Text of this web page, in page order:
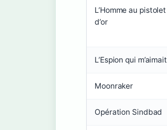
L’Homme au pistolet
d’or
L’Espion qui m’aimait
Moonraker
Opération Sindbad